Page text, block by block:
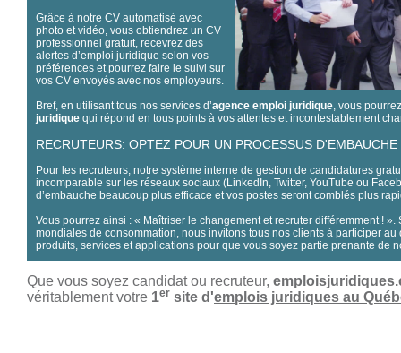
Grâce à notre CV automatisé avec
photo et vidéo, vous obtiendrez un CV
professionnel gratuit, recevrez des
alertes d’emploi juridique selon vos
préférences et pourrez faire le suivi sur
vos CV envoyés avec nos employeurs.
Bref, en utilisant tous nos services d’agence emploi juridique, vous
juridique qui répond en tous points à vos attentes et incontestablement
RECRUTEURS: OPTEZ POUR UN PROCESSUS
Pour les recruteurs, notre système interne de gestion de candidatures
incomparable sur les réseaux sociaux (LinkedIn, Twitter, YouTube ou
d’embauche beaucoup plus efficace et vos postes seront comblés plus
Vous pourrez ainsi : « Maîtriser le changement et recruter différemment ! ».
mondiales de consommation, nous invitons tous nos clients à participer
produits, services et applications pour que vous soyez partie prenante de
Que vous soyez candidat ou recruteur,
véritablement votre 1er site d'emplois juridiques au